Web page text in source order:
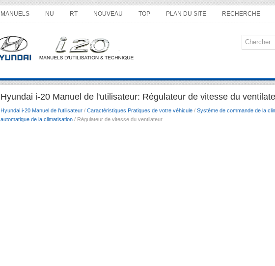
MANUELS NU RT NOUVEAU TOP PLAN DU SITE RECHERCHE
Hyundai i-20 Manuel de l'utilisateur: Régulateur de vitesse du
Hyundai i-20 Manuel de l'utilisateur / Caractéristiques Pratiques de votre véhicule / Système de commande de la
automatique de la climatisation / Régulateur de vitesse du ventilateur